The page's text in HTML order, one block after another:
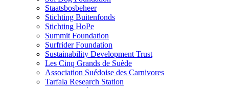
Staatsbosbeheer
Stichting Buitenfonds
Stichting HoPe
Summit Foundation
Surfrider Foundation
Sustainability Development Trust
Les Cinq Grands de Suède
Association Suédoise des Carnivores
Tarfala Research Station